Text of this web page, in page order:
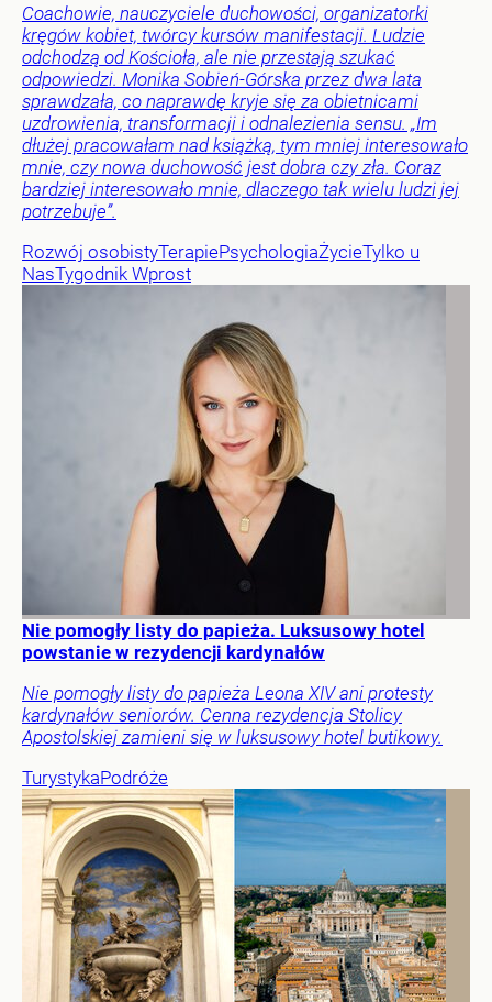
Coachowie, nauczyciele duchowości, organizatorki
kręgów kobiet, twórcy kursów manifestacji. Ludzie
odchodzą od Kościoła, ale nie przestają szukać
odpowiedzi. Monika Sobień-Górska przez dwa lata
sprawdzała, co naprawdę kryje się za obietnicami
uzdrowienia, transformacji i odnalezienia sensu. „Im
dłużej pracowałam nad książką, tym mniej interesowało
mnie, czy nowa duchowość jest dobra czy zła. Coraz
bardziej interesowało mnie, dlaczego tak wielu ludzi jej
potrzebuje”.
Rozwój osobistyTerapiePsychologiaŻycieTylko u
NasTygodnik Wprost
Nie pomogły listy do papieża. Luksusowy hotel
powstanie w rezydencji kardynałów
Nie pomogły listy do papieża Leona XIV ani protesty
kardynałów seniorów. Cenna rezydencja Stolicy
Apostolskiej zamieni się w luksusowy hotel butikowy.
TurystykaPodróże